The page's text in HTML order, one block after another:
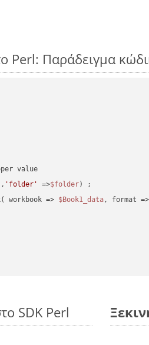
Perl: Παράδειγμα
, 'folder' =>$folder) ;
workbook => $Book1_data, format =>
SDK Perl